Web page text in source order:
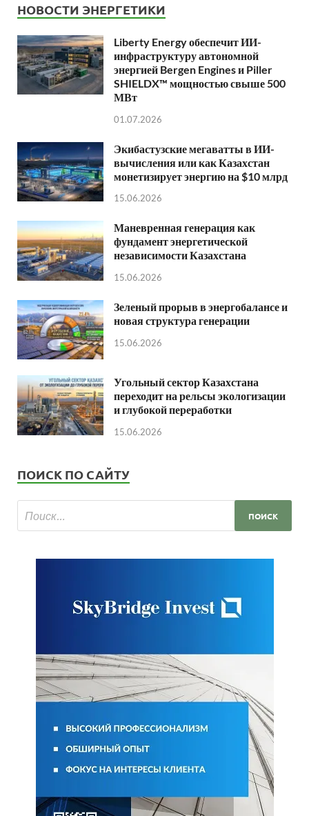
НОВОСТИ ЭНЕРГЕТИКИ
Liberty Energy обеспечит ИИ-
инфраструктуру автономной
энергией Bergen Engines и Piller
SHIELDX™ мощностью свыше 500
МВт
01.07.2026
Экибастузские мегаватты в ИИ-
вычисления или как Казахстан
монетизирует энергию на $10 млрд
15.06.2026
Маневренная генерация как
фундамент энергетической
независимости Казахстана
15.06.2026
Зеленый прорыв в энергобалансе и
новая структура генерации
15.06.2026
Угольный сектор Казахстана
переходит на рельсы экологизации
и глубокой переработки
15.06.2026
ПОИСК ПО САЙТУ